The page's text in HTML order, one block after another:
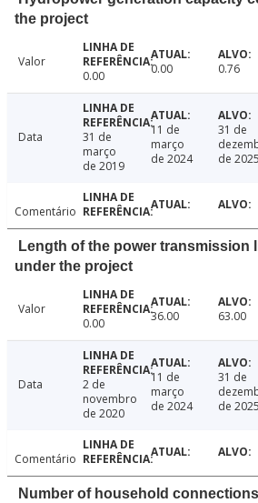
the project
Valor
0.00
0.00 0.76
Data
31 de
março
de 2019
11 de
março
de 2024
31 de
de 2025
Comentário
Length of the power transmission
under the project
Valor
0.00
36.00 63.00
Data
2 de
novembro
de 2020
11 de
março
de 2024
31 de
de 2025
Comentário
Number of household